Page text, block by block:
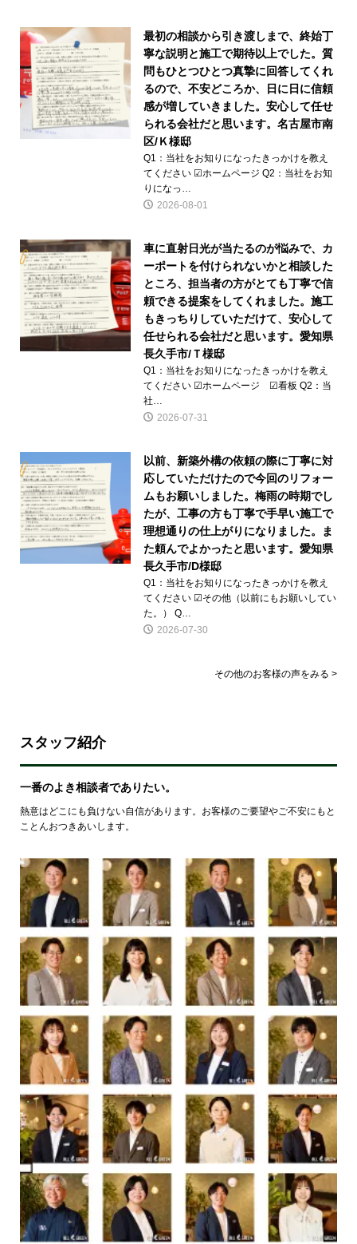
最初の相談から引き渡しまで、終始丁
寧な説明と施工で期待以上でした。質
問もひとつひとつ真摯に回答してくれ
るので、不安どころか、日に日に信頼
感が増していきました。安心して任せ
られる会社だと思います。名古屋市南
区/Ｋ様邸
Q1：当社をお知りになったきっかけを教え
てください ☑ホームページ Q2：当社をお知
りになっ…
2026-08-01
車に直射日光が当たるのが悩みで、カ
ーポートを付けられないかと相談した
ところ、担当者の方がとても丁寧で信
頼できる提案をしてくれました。施工
もきっちりしていただけて、安心して
任せられる会社だと思います。愛知県
長久手市/Ｔ様邸
Q1：当社をお知りになったきっかけを教え
てください ☑ホームページ ☑看板 Q2：当
社…
2026-07-31
以前、新築外構の依頼の際に丁寧に対
応していただけたので今回のリフォー
ムもお願いしました。梅雨の時期でし
たが、工事の方も丁寧で手早い施工で
理想通りの仕上がりになりました。ま
た頼んでよかったと思います。愛知県
長久手市/D様邸
Q1：当社をお知りになったきっかけを教え
てください ☑その他（以前にもお願いしてい
た。） Q…
2026-07-30
その他のお客様の声をみる >
スタッフ紹介
一番のよき相談者でありたい。
熱意はどこにも負けない自信があります。お客様のご要望やご不安にもと
ことんおつきあいします。